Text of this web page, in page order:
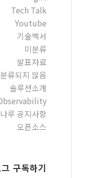
Tech Talk
Youtube
기술백서
미분류
발표자료
분류되지 않음
솔루션소개
루 공지사항
오픈소스
구독하기